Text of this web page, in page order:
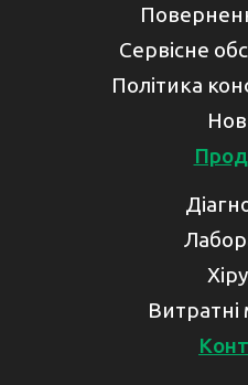
Сервісне
Політика
Витратні